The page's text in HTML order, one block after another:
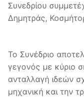
Συνεδρίου
Δημητράς,
Το Συνέδριο
γεγονός με κύριο
ανταλλαγή ιδεών
μηχανική και την